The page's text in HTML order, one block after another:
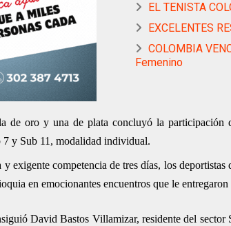
EL TENISTA
EXCELENTES
COLOMBIA
Femenino
de oro y una de plata concluyó la
7 y Sub 11, modalidad individual.
y exigente competencia de tres días, los
en emocionantes encuentros que le
David Bastos Villamizar, residente del